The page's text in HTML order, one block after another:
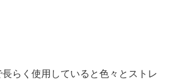
らく使用していると色々とストレ